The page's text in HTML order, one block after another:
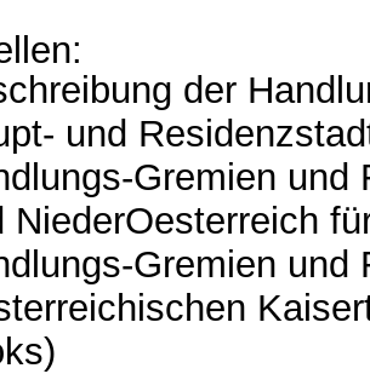
der
und
Gremien
NiederOesterreich
Gremien und